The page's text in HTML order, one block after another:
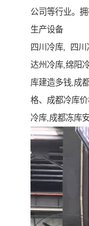
公司等行业。
生产设备
四川冷库, 四川
达州冷库,绵阳
库建造多钱,成
格、成都冷库
冷库,成都冻库